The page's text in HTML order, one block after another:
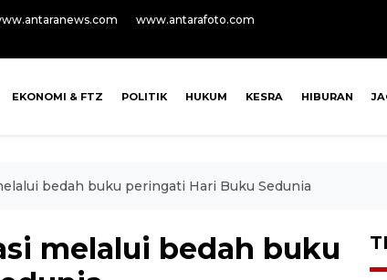
www.antarafoto.com
EKONOMI & FTZ POLITIK HUKUM KESRA HIBURAN
bedah buku peringati Hari Buku Sedunia
melalui bedah buku